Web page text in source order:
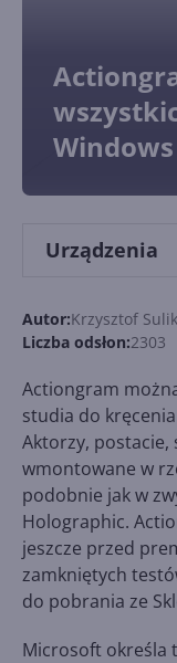
Urządzenia
Autor:Krzysztof
Liczba odsłon:2303
Actiongram
studia do
Aktorzy,
wmontowane w
podobnie jak w
Holographic.
jeszcze przed
zamkniętych
do pobrania ze
Microsoft określa